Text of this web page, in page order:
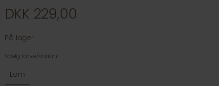
DKK 229,00
På lager
Vælg farve/variant:
Lam